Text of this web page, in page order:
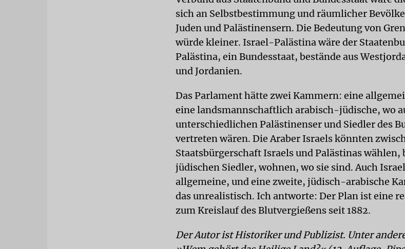
sich an Selbstbestimmung und räumlicher
Juden und Palästinensern. Die Bedeutung von
würde kleiner. Israel-Palästina wäre der
Palästina, ein Bundesstaat, bestände aus
und Jordanien.
Das Parlament hätte zwei Kammern: eine
eine landsmannschaftlich arabisch-jüdische, wo
unterschiedlichen Palästinenser und Siedler des
vertreten wären. Die Araber Israels könnten
Staatsbürgerschaft Israels und Palästinas wählen,
jüdischen Siedler, wohnen, wo sie sind. Auch
allgemeine, und eine zweite, jüdisch-arabische
das unrealistisch. Ich antworte: Der Plan ist eine
zum Kreislauf des Blutvergießens seit 1882.
Der Autor ist Historiker und Publizist. Unter